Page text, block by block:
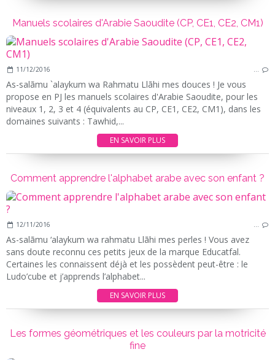
Manuels scolaires d'Arabie Saoudite (CP, CE1, CE2, CM1)
11/12/2016 …
As-salãmu `alaykum wa Rahmatu Llãhi mes douces ! Je vous
propose en PJ les manuels scolaires d'Arabie Saoudite, pour les
niveaux 1, 2, 3 et 4 (équivalents au CP, CE1, CE2, CM1), dans les
domaines suivants : Tawhid,...
EN SAVOIR PLUS
Comment apprendre l'alphabet arabe avec son enfant ?
12/11/2016 …
As-salãmu ‘alaykum wa rahmatu Llãhi mes perles ! Vous avez
sans doute reconnu ces petits jeux de la marque Educatfal.
Certaines les connaissent déjà et les possèdent peut-être : le
Ludo’cube et j’apprends l’alphabet...
EN SAVOIR PLUS
Les formes géométriques et les couleurs par la motricité
fine